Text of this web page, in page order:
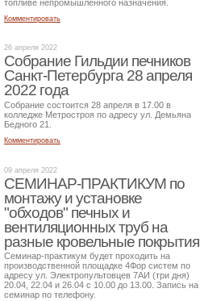
топливе непромышленного назначения.
Комментировать
26 апреля 2022
Собрание Гильдии печников
Санкт-Петербурга 28 апреля
2022 года
Собрание состоится 28 апреля в 17.00 в
колледже Метростроя по адресу ул. Демьяна
Бедного 21.
Комментировать
09 апреля 2022
СЕМИНАР-ПРАКТИКУМ по
монтажу и установке
"обходов" печных и
вентиляционных труб на
разные кровельные покрытия
Семинар-практикум будет проходить на
производственной площадке 4Фор систем по
адресу ул. Электропультовцев 7АИ (три дня)
20.04, 22.04 и 26.04 с 10.00 до 13.00. Запись на
семинар по телефону.